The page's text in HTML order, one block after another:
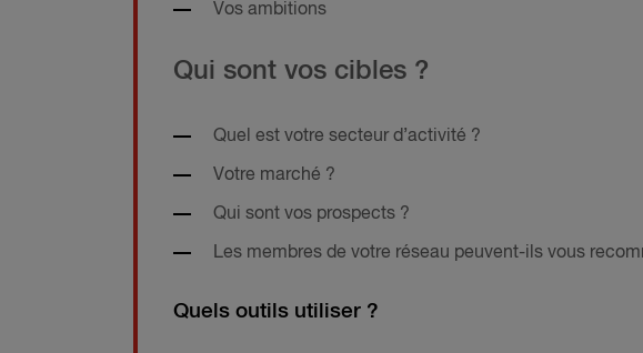
Vos ambitions
Qui sont vos cibles ?
Quel est votre secteur d’activité ?
Votre marché ?
Qui sont vos prospects ?
Les membres de votre réseau peuvent-ils vous
Quels outils utiliser ?